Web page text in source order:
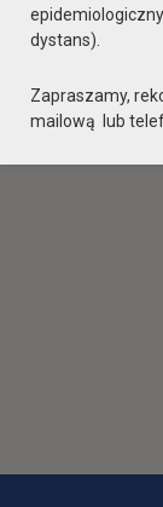
dystans).
Zapraszamy,
mailową lub